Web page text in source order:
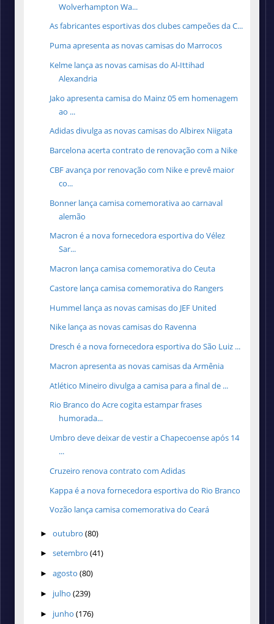
Wolverhampton Wa...
As fabricantes esportivas dos clubes campeões da C...
Puma apresenta as novas camisas do Marrocos
Kelme lança as novas camisas do Al-Ittihad
Alexandria
Jako apresenta camisa do Mainz 05 em homenagem
ao ...
Adidas divulga as novas camisas do Albirex Niigata
Barcelona acerta contrato de renovação com a Nike
CBF avança por renovação com Nike e prevê maior
co...
Bonner lança camisa comemorativa ao carnaval
alemão
Macron é a nova fornecedora esportiva do Vélez
Sar...
Macron lança camisa comemorativa do Ceuta
Castore lança camisa comemorativa do Rangers
Hummel lança as novas camisas do JEF United
Nike lança as novas camisas do Ravenna
Dresch é a nova fornecedora esportiva do São Luiz ...
Macron apresenta as novas camisas da Armênia
Atlético Mineiro divulga a camisa para a final de ...
Rio Branco do Acre cogita estampar frases
humorada...
Umbro deve deixar de vestir a Chapecoense após 14
...
Cruzeiro renova contrato com Adidas
Kappa é a nova fornecedora esportiva do Rio Branco
Vozão lança camisa comemorativa do Ceará
► outubro (80)
► setembro (41)
► agosto (80)
► julho (239)
► junho (176)